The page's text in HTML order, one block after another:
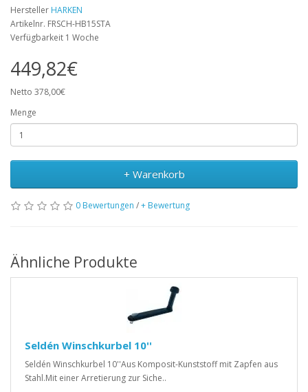
Hersteller HARKEN
Artikelnr. FRSCH-HB15STA
Verfügbarkeit 1 Woche
449,82€
Netto 378,00€
Menge
+ Warenkorb
0 Bewertungen /+ Bewertung
Ähnliche Produkte
Seldén Winschkurbel 10''
Seldén Winschkurbel 10''Aus Komposit-Kunststoff mit Zapfen aus
Stahl.Mit einer Arretierung zur Siche..